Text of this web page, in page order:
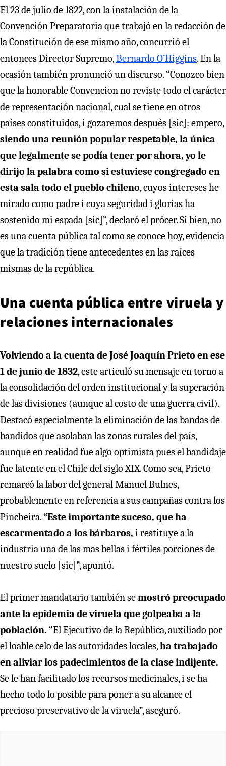
El 23 de julio de 1822, con la instalación de la
Convención Preparatoria que trabajó en la redacción de
la Constitución de ese mismo año, concurrió el
entonces Director Supremo,Bernardo O’Higgins. En la
ocasión también pronunció un discurso. “Conozco bien
que la honorable Convencion no reviste todo el carácter
de representación nacional, cual se tiene en otros
países constituidos, i gozaremos después [sic]: empero,
siendo una reunión popular respetable, la única
que legalmente se podía tener por ahora, yo le
dirijo la palabra como si estuviese congregado en
esta sala todo el pueblo chileno, cuyos intereses he
mirado como padre i cuya seguridad i glorias ha
sostenido mi espada [sic]”, declaró el prócer. Si bien, no
es una cuenta pública tal como se conoce hoy, evidencia
que la tradición tiene antecedentes en las raíces
mismas de la república.
Una cuenta pública entre viruela y
relaciones internacionales
Volviendo a la cuenta de José Joaquín Prieto en ese
1 de junio de 1832, este articuló su mensaje en torno a
la consolidación del orden institucional y la superación
de las divisiones (aunque al costo de una guerra civil).
Destacó especialmente la eliminación de las bandas de
bandidos que asolaban las zonas rurales del país,
aunque en realidad fue algo optimista pues el bandidaje
fue latente en el Chile del siglo XIX. Como sea, Prieto
remarcó la labor del general Manuel Bulnes,
probablemente en referencia a sus campañas contra los
Pincheira.“Este importante suceso, que ha
escarmentado a los bárbaros, i restituye a la
industria una de las mas bellas i fértiles porciones de
nuestro suelo [sic]”, apuntó.
El primer mandatario también semostró preocupado
ante la epidemia de viruela que golpeaba a la
población. “El Ejecutivo de la República, auxiliado por
el loable celo de las autoridades locales,ha trabajado
en aliviar los padecimientos de la clase indijente.
Se le han facilitado los recursos medicinales, i se ha
hecho todo lo posible para poner a su alcance el
precioso preservativo de la viruela”, aseguró.